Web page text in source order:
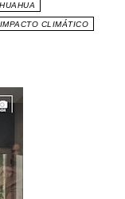
IMPACTO CLIMÁTICO